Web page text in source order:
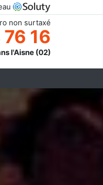
non surtaxé
16
l'Aisne (02)